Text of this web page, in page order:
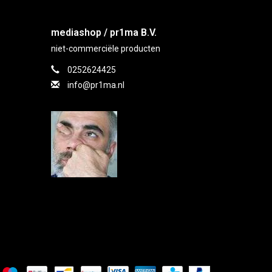
mediashop / pr1ma B.V.
niet-commerciële producten
0252624425
info@pr1ma.nl